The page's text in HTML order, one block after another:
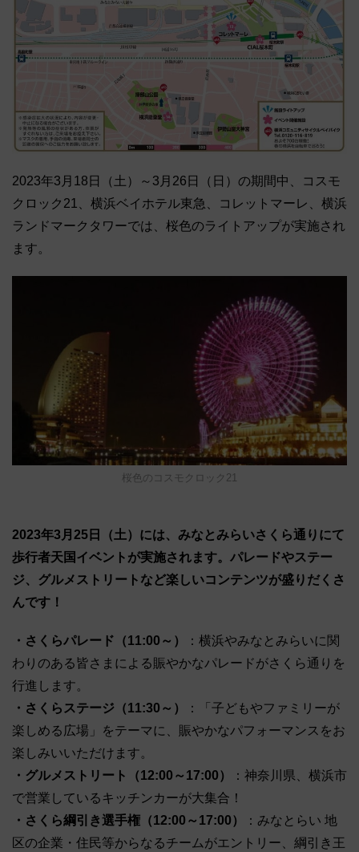
2023年3月18日（土）～3月26日（日）の期間中、コスモ
クロック21、横浜ベイホテル東急、コレットマーレ、横浜
ランドマークタワーでは、桜色のライトアップが実施され
ます。
桜色のコスモクロック21
2023年3月25日（土）には、みなとみらいさくら通りにて
歩行者天国イベントが実施されます。パレードやステー
ジ、グルメストリートなど楽しいコンテンツが盛りだくさ
んです！
・さくらパレード（11:00～）
：横浜やみなとみらいに関
わりのある皆さまによる賑やかなパレードがさくら通りを
行進します。
・さくらステージ（11:30～）
：「子どもやファミリーが
楽しめる広場」をテーマに、賑やかなパフォーマンスをお
楽しみいいただけます。
・グルメストリート（12:00～17:00）
：神奈川県、横浜市
で営業しているキッチンカーが大集合！
・さくら綱引き選手権（12:00～17:00）
：みなとらい 地
区の企業・住民等からなるチームがエントリー、綱引き王